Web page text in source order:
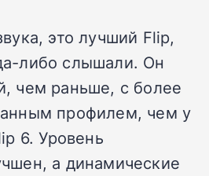
это лучший Flip,
либо слышали. Он
чем раньше, с более
профилем, чем у
6. Уровень
а динамические